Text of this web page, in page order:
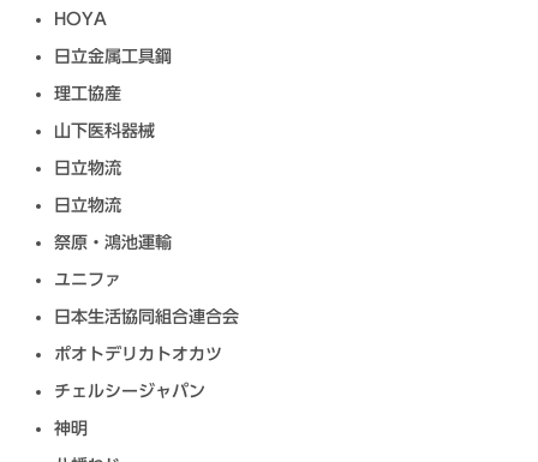
HOYA
日立金属工具鋼
理工協産
山下医科器械
日立物流
日立物流
祭原・鴻池運輸
ユニファ
日本生活協同組合連合会
ポオトデリカトオカツ
チェルシージャパン
神明